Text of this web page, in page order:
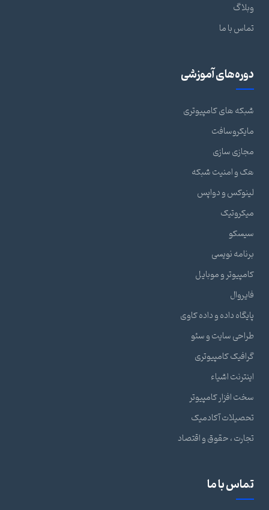
وبلاگ
تماس با ما
دوره‌های آموزشی
شبکه های کامپیوتری
مایکروسافت
مجازی سازی
هک و امنیت شبکه
لینوکس و دواپس
میکروتیک
سیسکو
برنامه نویسی
کامپیوتر و موبایل
فایروال
پایگاه داده و داده کاوی
طراحی سایت و سئو
گرافیک کامپیوتری
اینترنت اشیاء
سخت افزار کامپیوتر
تحصیلات آکادمیک
تجارت ، حقوق و اقتصاد
تماس با ما